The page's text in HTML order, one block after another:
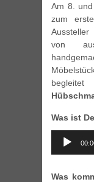
Am 8.
zum
von
Was ist
Audio
Player
Was